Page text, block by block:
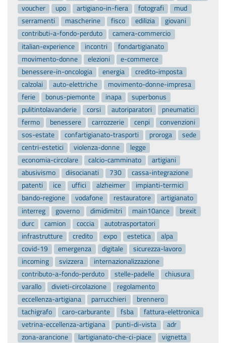
voucher
upo artigiano-in-fiera fotografi
mud
serramenti
mascherine fisco edilizia
giovani
contributi-a-fondo-perduto
camera-commercio
italian-experience
incontri
fondartigianato
movimento-donne
elezioni
e-commerce
benessere-in-oncologia
energia
credito-imposta
calzolai
auto-elettriche
movimento-donne-impresa
ferie
bonus-piemonte inapa
superbonus
pulitintolavanderie
corsi autoriparatori
pneumatici
fermo
benessere carrozzerie cenpi
convenzioni
sos-estate
confartigianato-trasporti proroga
sede
centri-estetici
violenza-donne
legge
economia-circolare
calcio-camminato
artigiani
abusivismo
diisocianati 730
cassa-integrazione
patenti
ice uffici alzheimer
impianti-termici
bando-regione
vodafone restauratore
artigianato
interreg
governo dimidimitri main10ance
brexit
durc
camion coccia
autotrasportatori
infrastrutture
credito expo estetica
alpa
covid-19
emergenza digitale
sicurezza-lavoro
incoming
svizzera
internazionalizzazione
contributo-a-fondo-perduto
stelle-padelle
chiusura
varallo
divieti-circolazione
regolamento
eccellenza-artigiana
parrucchieri
brennero
tachigrafo
caro-carburante fsba
fattura-elettronica
vetrina-eccellenza-artigiana
punti-di-vista
adr
zona-arancione
lartigianato-che-ci-piace
vignetta